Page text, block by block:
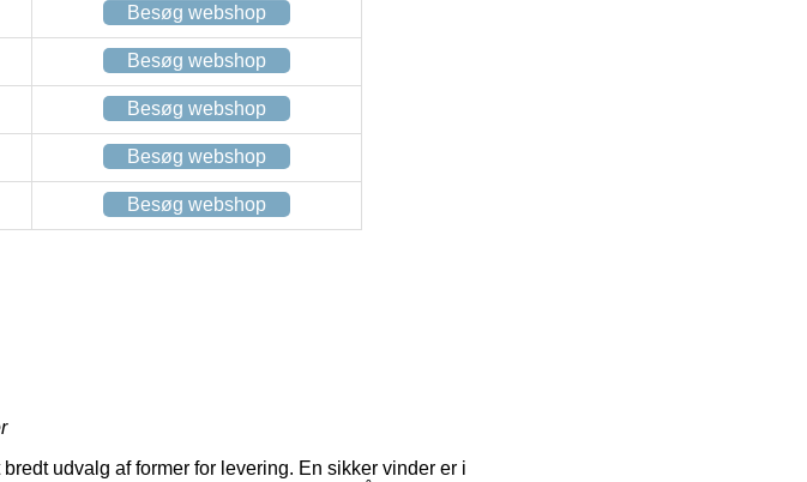
Besøg webshop
Besøg webshop
Besøg webshop
Besøg webshop
Besøg webshop
udvalg af former for levering. En sikker vinder er i